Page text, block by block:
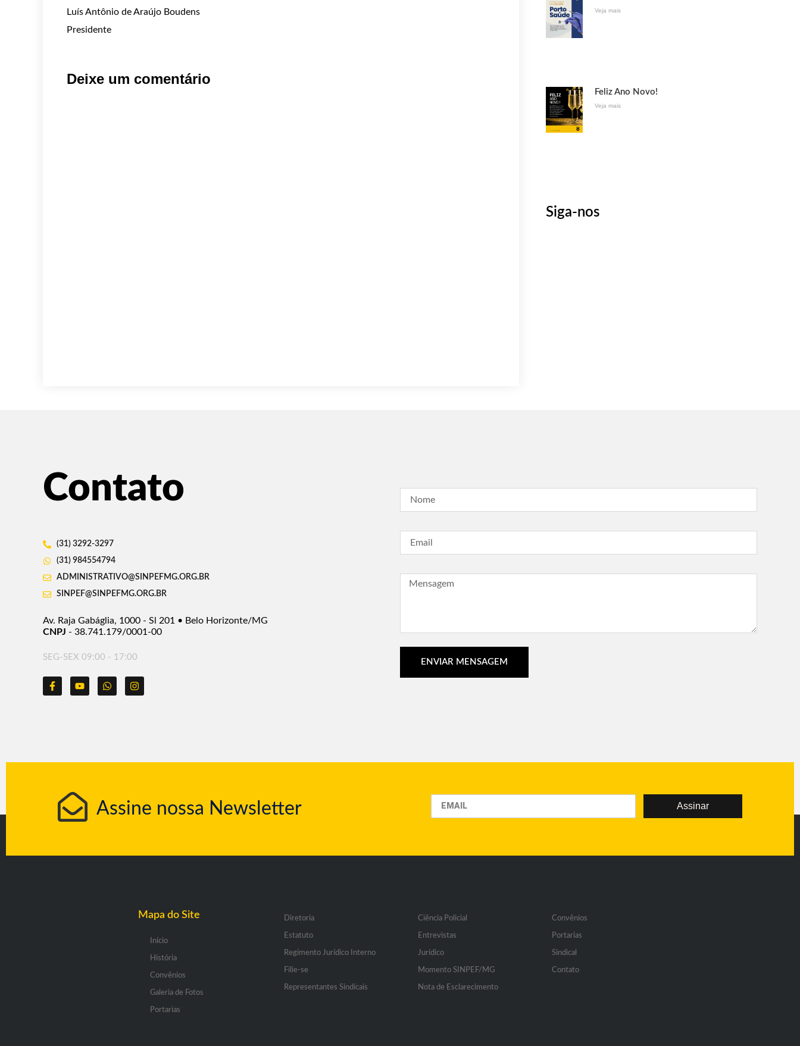
Luís Antônio de Araújo Boudens
Presidente
Deixe um comentário
Veja mais
Feliz Ano Novo!
Veja mais
Siga-nos
Contato
(31) 3292-3297
(31) 984554794
ADMINISTRATIVO@SINPEFMG.ORG.BR
SINPEF@SINPEFMG.ORG.BR
Av. Raja Gabáglia, 1000 - Sl 201 • Belo Horizonte/MG
CNPJ - 38.741.179/0001-00
SEG-SEX 09:00 - 17:00 ENVIAR MENSAGEM
Assine nossa Newsletter Assinar
Mapa do Site
Início
História
Convênios
Galeria de Fotos
Portarias
Diretoria
Estatuto
Regimento Jurídico Interno
Filie-se
Representantes Sindicais
Ciência Policial
Entrevistas
Jurídico
Momento SINPEF/MG
Nota de Esclarecimento
Convênios
Portarias
Sindical
Contato